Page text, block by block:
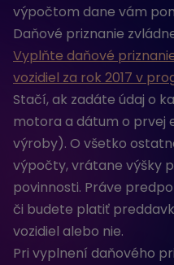
výpočtom dane vám
Daňové priznanie
Vyplňte daňové
vozidiel za rok 2017 v
Stačí, ak zadáte údaj o
motora a dátum o prvej
výroby). O všetko
výpočty, vrátane výšky
povinnosti. Práve
či budete platiť
vozidiel alebo nie.
Pri vyplnení daňového